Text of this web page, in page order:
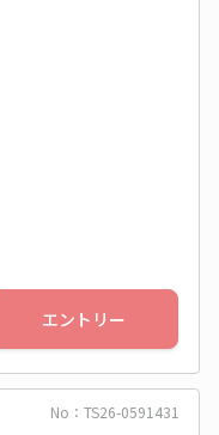
エントリー
No：TS26-0591431